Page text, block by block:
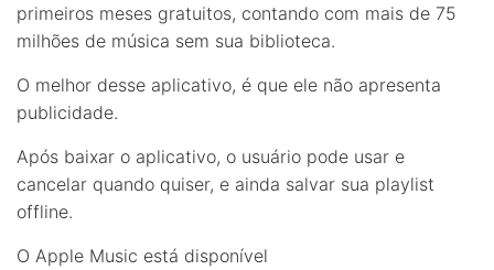
primeiros meses gratuitos, contando com mais de 75
milhões de música sem sua biblioteca.
O melhor desse aplicativo, é que ele não apresenta
publicidade.
Após baixar o aplicativo, o usuário pode usar e
cancelar quando quiser, e ainda salvar sua playlist
offline.
O Apple Music está disponível